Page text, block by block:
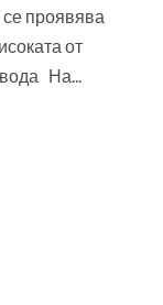
проявява
от
На...